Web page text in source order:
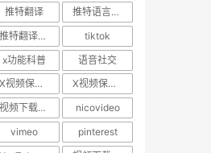
推特翻译
推特语言设置
推特翻译插件
tiktok
x功能科普
语音社交
X视频保存攻略
X视频保存教程
视频下载神器
nicovideo
vimeo
pinterest